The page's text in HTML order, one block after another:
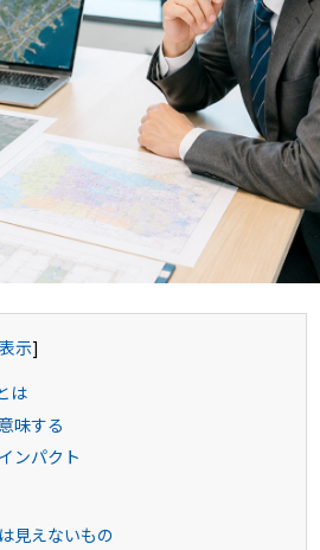
示]
は
味する
ンパクト
見えないもの